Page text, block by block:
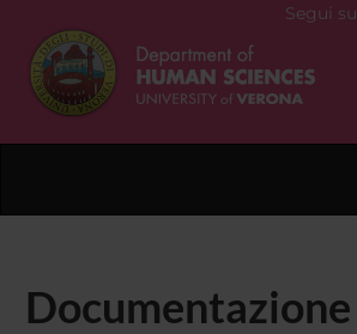
Segui su
Documentazione